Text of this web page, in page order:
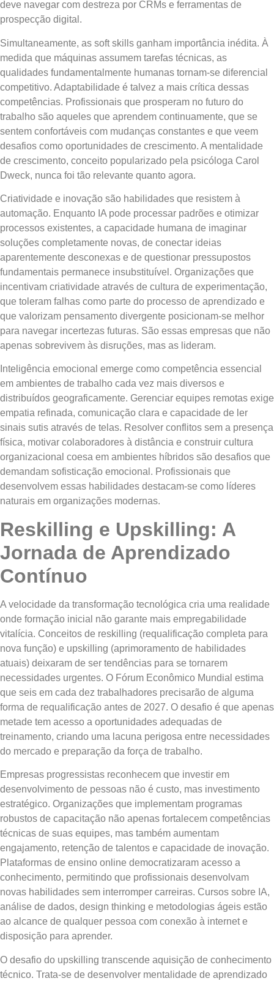
deve navegar com destreza por CRMs e ferramentas de
prospecção digital.
Simultaneamente, as soft skills ganham importância inédita. À
medida que máquinas assumem tarefas técnicas, as
qualidades fundamentalmente humanas tornam-se diferencial
competitivo. Adaptabilidade é talvez a mais crítica dessas
competências. Profissionais que prosperam no futuro do
trabalho são aqueles que aprendem continuamente, que se
sentem confortáveis com mudanças constantes e que veem
desafios como oportunidades de crescimento. A mentalidade
de crescimento, conceito popularizado pela psicóloga Carol
Dweck, nunca foi tão relevante quanto agora.
Criatividade e inovação são habilidades que resistem à
automação. Enquanto IA pode processar padrões e otimizar
processos existentes, a capacidade humana de imaginar
soluções completamente novas, de conectar ideias
aparentemente desconexas e de questionar pressupostos
fundamentais permanece insubstituível. Organizações que
incentivam criatividade através de cultura de experimentação,
que toleram falhas como parte do processo de aprendizado e
que valorizam pensamento divergente posicionam-se melhor
para navegar incertezas futuras. São essas empresas que não
apenas sobrevivem às disruções, mas as lideram.
Inteligência emocional emerge como competência essencial
em ambientes de trabalho cada vez mais diversos e
distribuídos geograficamente. Gerenciar equipes remotas exige
empatia refinada, comunicação clara e capacidade de ler
sinais sutis através de telas. Resolver conflitos sem a presença
física, motivar colaboradores à distância e construir cultura
organizacional coesa em ambientes híbridos são desafios que
demandam sofisticação emocional. Profissionais que
desenvolvem essas habilidades destacam-se como líderes
naturais em organizações modernas.
Reskilling e Upskilling: A
Jornada de Aprendizado
Contínuo
A velocidade da transformação tecnológica cria uma realidade
onde formação inicial não garante mais empregabilidade
vitalícia. Conceitos de reskilling (requalificação completa para
nova função) e upskilling (aprimoramento de habilidades
atuais) deixaram de ser tendências para se tornarem
necessidades urgentes. O Fórum Econômico Mundial estima
que seis em cada dez trabalhadores precisarão de alguma
forma de requalificação antes de 2027. O desafio é que apenas
metade tem acesso a oportunidades adequadas de
treinamento, criando uma lacuna perigosa entre necessidades
do mercado e preparação da força de trabalho.
Empresas progressistas reconhecem que investir em
desenvolvimento de pessoas não é custo, mas investimento
estratégico. Organizações que implementam programas
robustos de capacitação não apenas fortalecem competências
técnicas de suas equipes, mas também aumentam
engajamento, retenção de talentos e capacidade de inovação.
Plataformas de ensino online democratizaram acesso a
conhecimento, permitindo que profissionais desenvolvam
novas habilidades sem interromper carreiras. Cursos sobre IA,
análise de dados, design thinking e metodologias ágeis estão
ao alcance de qualquer pessoa com conexão à internet e
disposição para aprender.
O desafio do upskilling transcende aquisição de conhecimento
técnico. Trata-se de desenvolver mentalidade de aprendizado